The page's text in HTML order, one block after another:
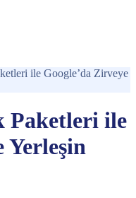
ile Google’da Zirveye
Paketleri ile
Yerleşin